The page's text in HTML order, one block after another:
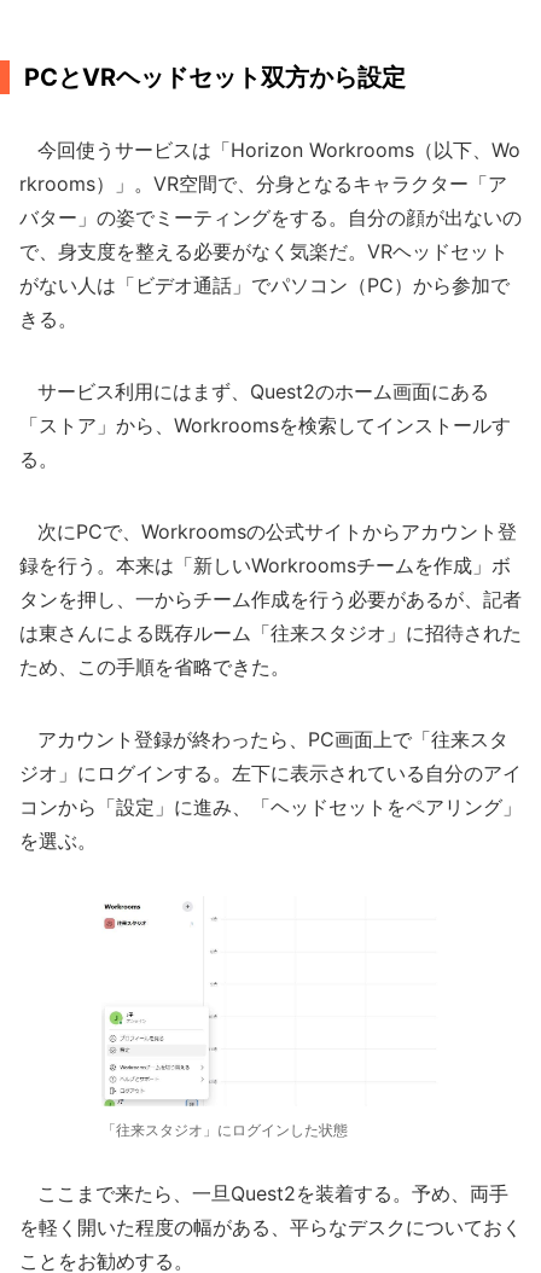
PCとVRヘッドセット双方から設定
今回使うサービスは「Horizon Workrooms（以下、Wo
rkrooms）」。VR空間で、分身となるキャラクター「ア
バター」の姿でミーティングをする。自分の顔が出ないの
で、身支度を整える必要がなく気楽だ。VRヘッドセット
がない人は「ビデオ通話」でパソコン（PC）から参加で
きる。
サービス利用にはまず、Quest2のホーム画面にある
「ストア」から、Workroomsを検索してインストールす
る。
次にPCで、Workroomsの公式サイトからアカウント登
録を行う。本来は「新しいWorkroomsチームを作成」ボ
タンを押し、一からチーム作成を行う必要があるが、記者
は東さんによる既存ルーム「往来スタジオ」に招待された
ため、この手順を省略できた。
アカウント登録が終わったら、PC画面上で「往来スタ
ジオ」にログインする。左下に表示されている自分のアイ
コンから「設定」に進み、「ヘッドセットをペアリング」
を選ぶ。
「往来スタジオ」にログインした状態
ここまで来たら、一旦Quest2を装着する。予め、両手
を軽く開いた程度の幅がある、平らなデスクについておく
ことをお勧めする。